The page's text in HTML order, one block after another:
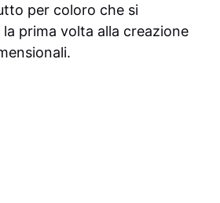
per coloro che si
prima volta alla creazione